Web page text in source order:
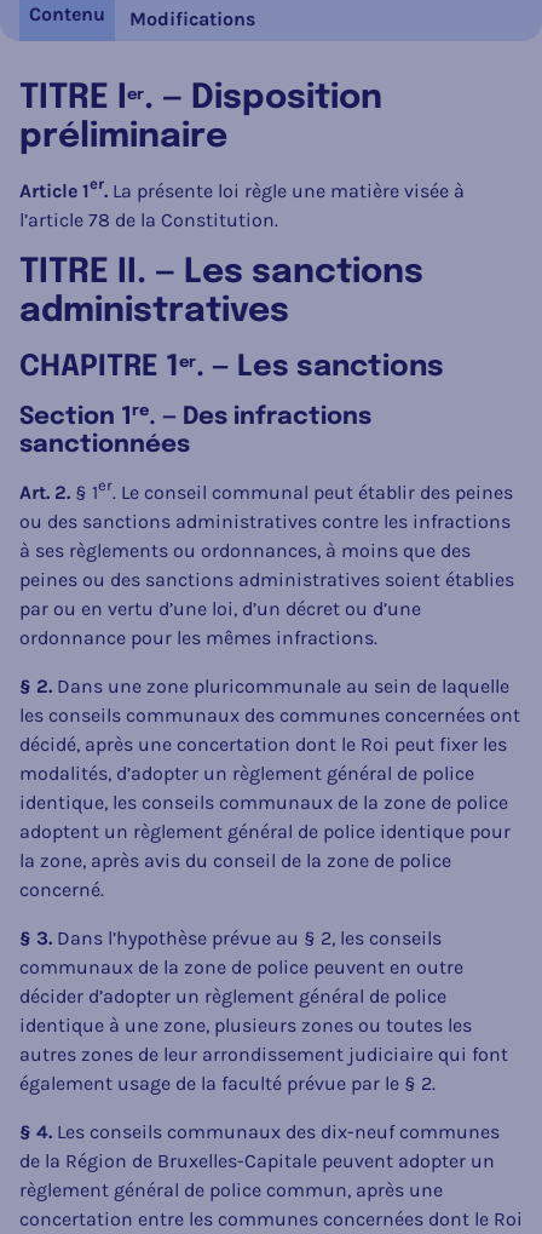
Contenu Modifications
TITRE I er. — Disposition
préliminaire
Article 1er. La présente loi règle une matière visée à
l’article 78 de la Constitution.
TITRE II. — Les sanctions
administratives
CHAPITRE 1 er. — Les sanctions
Section 1 re. — Des infractions
sanctionnées
Art. 2. § 1er. Le conseil communal peut établir des peines
ou des sanctions administratives contre les infractions
à ses règlements ou ordonnances, à moins que des
peines ou des sanctions administratives soient établies
par ou en vertu d’une loi, d’un décret ou d’une
ordonnance pour les mêmes infractions.
§ 2. Dans une zone pluricommunale au sein de laquelle
les conseils communaux des communes concernées ont
décidé, après une concertation dont le Roi peut fixer les
modalités, d’adopter un règlement général de police
identique, les conseils communaux de la zone de police
adoptent un règlement général de police identique pour
la zone, après avis du conseil de la zone de police
concerné.
§ 3. Dans l’hypothèse prévue au § 2, les conseils
communaux de la zone de police peuvent en outre
décider d’adopter un règlement général de police
identique à une zone, plusieurs zones ou toutes les
autres zones de leur arrondissement judiciaire qui font
également usage de la faculté prévue par le § 2.
§ 4. Les conseils communaux des dix-neuf communes
de la Région de Bruxelles-Capitale peuvent adopter un
règlement général de police commun, après une
concertation entre les communes concernées dont le Roi